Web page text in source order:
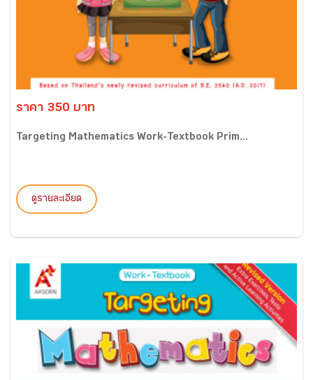
ราคา 350 บาท
Targeting Mathematics Work-Textbook Prim...
ดูรายละเอียด